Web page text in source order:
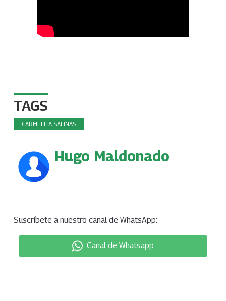
TAGS
CARMELITA SALINAS
Hugo Maldonado
Suscríbete a nuestro canal de WhatsApp:
Canal de Whatsapp